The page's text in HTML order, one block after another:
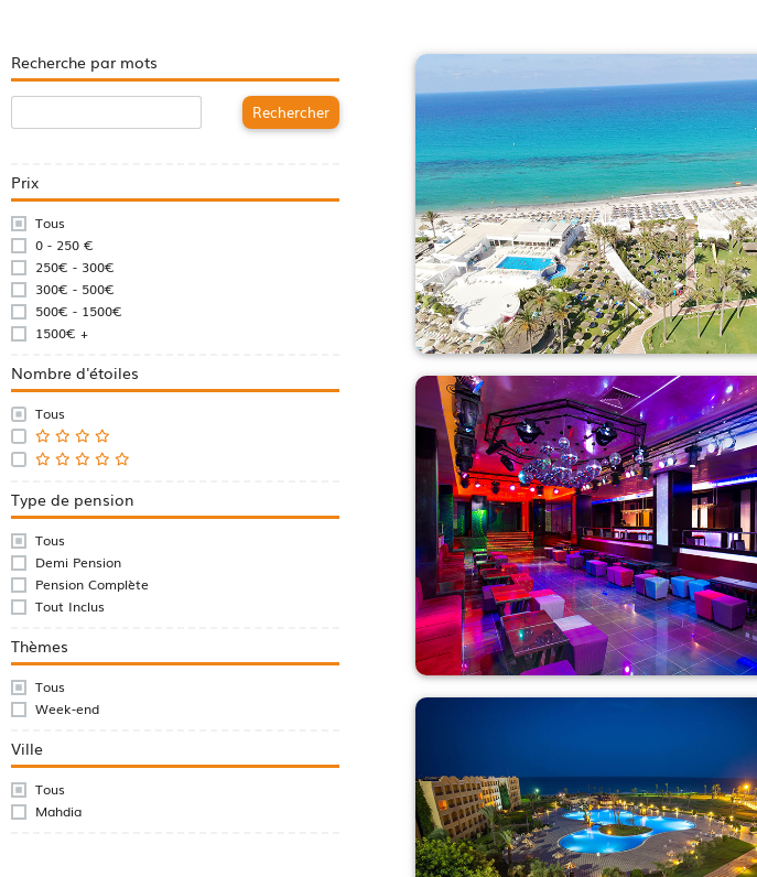
Recherche par mots
Rechercher
Prix
Tous
0 - 250 €
250€ - 300€
300€ - 500€
500€ - 1500€
1500€ +
Nombre d'étoiles
Tous
Type de pension
Tous
Demi Pension
Pension Complète
Tout Inclus
Thèmes
Tous
Week-end
Ville
Tous
Mahdia